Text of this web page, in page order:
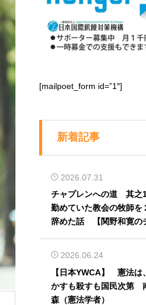
[mailpoet_form id=”1″]
新着記事
2026.07.31
チャプレンへの道 其
勤めていた教会の牧師を
辞めた話 【関野和寛の
2026.06.24
【日本YWCA】 憲法は
かすも殺すも国民次第
森（憲法学者）